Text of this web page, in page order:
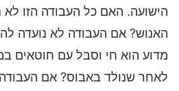
הישועה. האם כל העבודה הזו לא
האנוש? אם העבודה לא נועדה
מדוע הוא חי וסבל עם חוטאים
לאחר שנולד באבוס? אם